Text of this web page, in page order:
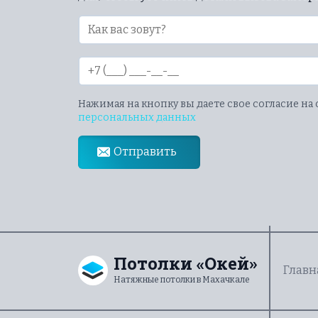
Нажимая на кнопку вы даете свое согласие на
персональных данных
Отправить
Потолки «Окей»
Натяжные потолки в Махачкале